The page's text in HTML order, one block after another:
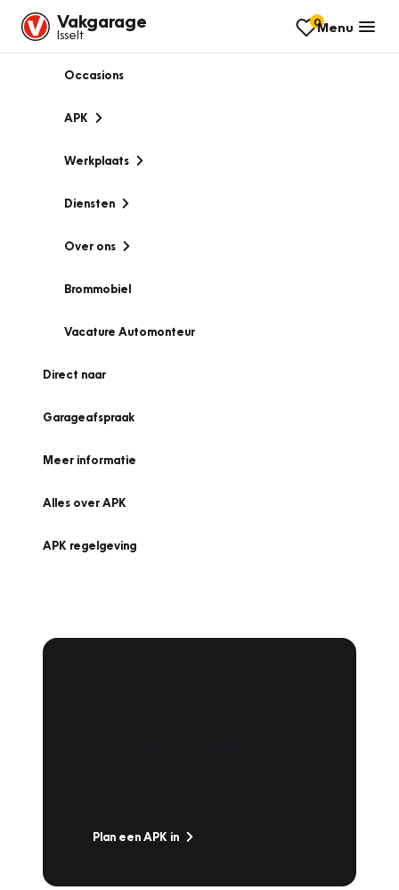
Vakgarage
Isselt
0Menu
Occasions
APK
Werkplaats
Diensten
Over ons
Brommobiel
Vacature Automonteur
Direct naar
Garageafspraak
Meer informatie
Alles over APK
APK regelgeving
Plan een APK in